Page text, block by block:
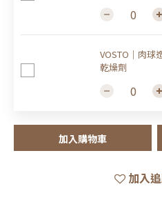
VOSTO｜肉球
乾燥劑
加入購物車
加入